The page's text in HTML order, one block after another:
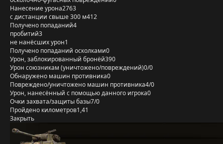
Нанесение урона2763
с дистанции свыше 300 м412
Получено попаданий4
пробитий3
не нанёсших урон1
Получено попаданий осколками0
Урон, заблокированный бронёй390
Урон союзникам (уничтожено/повреждений)0/0
Обнаружено машин противника0
Повреждено/уничтожено машин противника4/0
Урон, нанесённый с помощью данного игрока0
Очки захвата/защиты базы7/0
Пройдено километров1,41
Закрыть